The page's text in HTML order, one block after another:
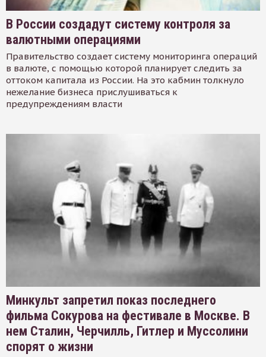
В России создадут систему контроля за
валютными операциями
Правительство создает систему мониторинга операций
в валюте, с помощью которой планирует следить за
оттоком капитала из России. На это кабмин толкнуло
нежелание бизнеса прислушиваться к
предупреждениям власти
Минкульт запретил показ последнего
фильма Сокурова на фестивале в Москве. В
нем Сталин, Черчилль, Гитлер и Муссолини
спорят о жизни